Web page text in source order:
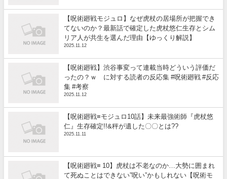
【呪術廻戦モジュロ】なぜ虎杖の居場所が把握でき
てないのか？最新話で確定した虎杖悠仁生存とシム
リア人が共生を選んだ理由【ゆっくり解説】
2025.11.12
【呪術廻戦】渋谷事変って連載当時どういう評価だ
ったの？ｗ に対する読者の反応集 #呪術廻戦 #反応
集 #考察
2025.11.12
【呪術廻戦≡モジュロ10話】未来最強術師『虎杖悠
仁』生存確定!!&秤が遺した〇〇とは??
2025.11.11
【呪術廻戦≡ 10】虎杖は不老なのか…大勢に囲まれ
て死ぬことはできない”呪い”かもしれない【呪術モ